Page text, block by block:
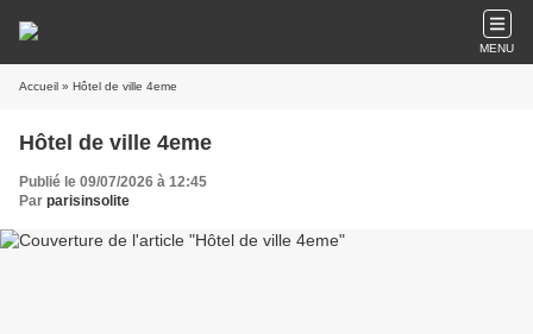
MENU
Accueil » Hôtel de ville 4eme
Hôtel de ville 4eme
Publié le 09/07/2026 à 12:45
Par parisinsolite